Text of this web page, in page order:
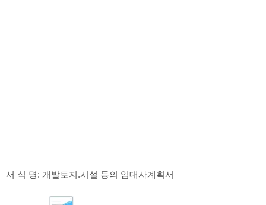
서 식 명: 개발토지.시설 등의 임대사계획서